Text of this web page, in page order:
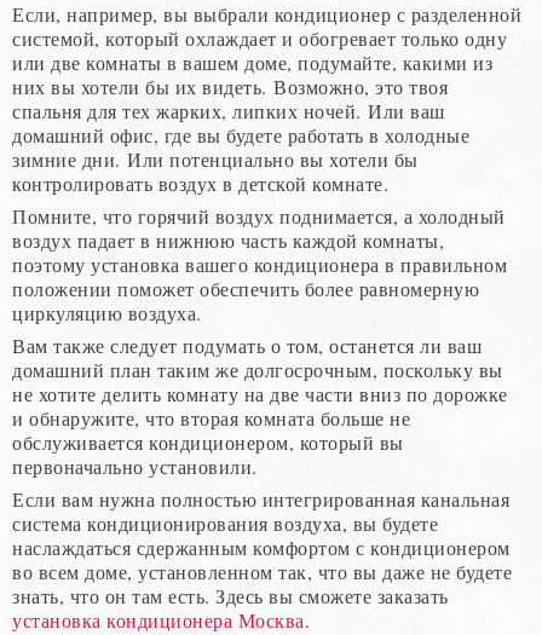
Если, например, вы выбрали кондиционер с разделенной
системой, который охлаждает и обогревает только одну
или две комнаты в вашем доме, подумайте, какими из
них вы хотели бы их видеть. Возможно, это твоя
спальня для тех жарких, липких ночей. Или ваш
домашний офис, где вы будете работать в холодные
зимние дни. Или потенциально вы хотели бы
контролировать воздух в детской комнате.
Помните, что горячий воздух поднимается, а холодный
воздух падает в нижнюю часть каждой комнаты,
поэтому установка вашего кондиционера в правильном
положении поможет обеспечить более равномерную
циркуляцию воздуха.
Вам также следует подумать о том, останется ли ваш
домашний план таким же долгосрочным, поскольку вы
не хотите делить комнату на две части вниз по дорожке
и обнаружите, что вторая комната больше не
обслуживается кондиционером, который вы
первоначально установили.
Если вам нужна полностью интегрированная канальная
система кондиционирования воздуха, вы будете
наслаждаться сдержанным комфортом с кондиционером
во всем доме, установленном так, что вы даже не будете
знать, что он там есть. Здесь вы сможете заказать
установка кондиционера Москва.